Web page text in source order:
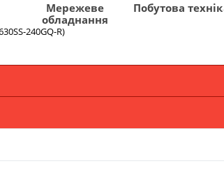
Мережеве
обладнання
Побутова техніка
240GQ-R)